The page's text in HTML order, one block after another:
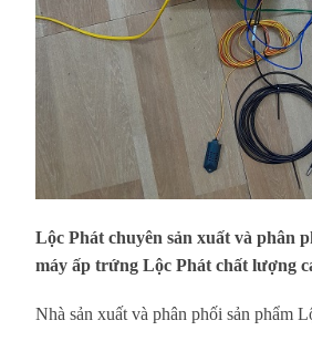
Lộc Phát chuyên sản xuất và phân
máy ấp trứng Lộc Phát chất lượng
Nhà sản xuất và phân phối sản phẩm